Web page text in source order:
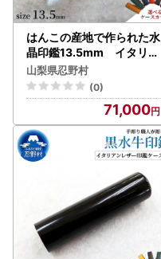
はんこの産地で作られた水
晶印鑑13.5mm イタリア
ンレザー花柄入り印鑑ケー
ス付き
山梨県忍野村
(0)
71,000